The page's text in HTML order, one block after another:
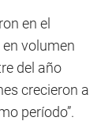
en el
volumen
del año
crecieron a
período”.